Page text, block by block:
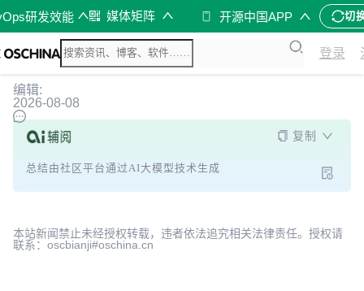
研发效能 媒体矩阵 开源中国APP 切
登录
编辑:
2026-08-08
复制
总结由社区平台通过AI大模型技术生成
本站新闻禁止未经授权转载，违者依法追究相关法律责任。授权请
联系：oscbianji#oschina.cn